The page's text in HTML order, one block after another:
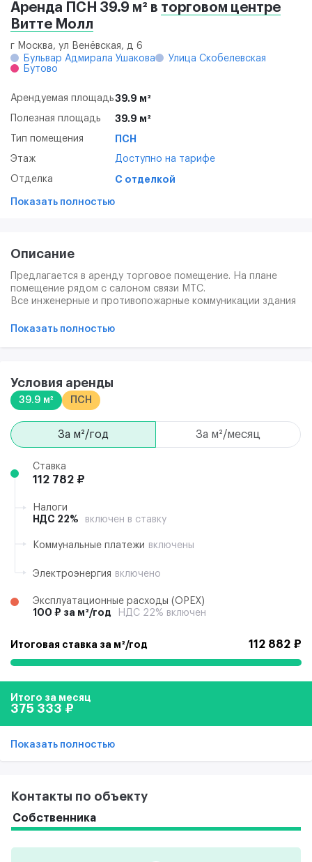
Аренда ПСН 39.9 м² в торговом центре
Витте Молл
г Москва, ул Венёвская, д 6
Бульвар Адмирала Ушакова
Улица Скобелевская
Бутово
Арендуемая площадь39.9 м²
Полезная площадь 39.9 м²
Тип помещения ПСН
Этаж Доступно на тарифе
Отделка С отделкой
Показать полностью
Описание
Предлагается в аренду торговое помещение. На плане
помещение рядом с салоном связи МТС.
Все инженерные и противопожарные коммуникации здания
В ТРЦ имеется развитая инфрастуктура способствующая
арендодателем.
Показать полностью
Условия аренды
39.9 м² ПСН
за м²/год за м²/месяц
Ставка
112 782 ₽
Налоги
НДС 22%
включен в ставку
Коммунальные платежи включены
Электроэнергия включено
Эксплуатационные расходы (ОРЕХ)
100 ₽ за м²/год
НДС 22% включен
Итоговая ставка за м²/год 112 882 ₽
Итого за месяц
375 333 ₽
Показать полностью
Контакты по объекту
Собственника